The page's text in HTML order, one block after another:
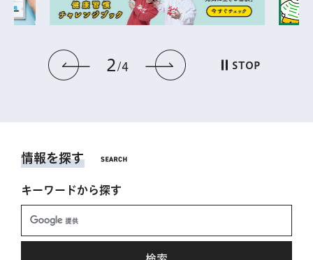
前のスライドを表示
3 4 次のスライドを表
STOP
情報を探す
キーワードから探す